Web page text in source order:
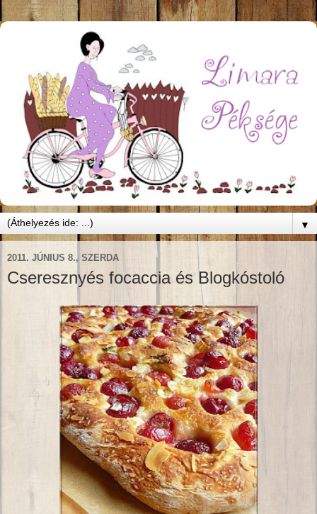
▼
2011. JÚNIUS 8., SZERDA
Cseresznyés focaccia és Blogkóstoló